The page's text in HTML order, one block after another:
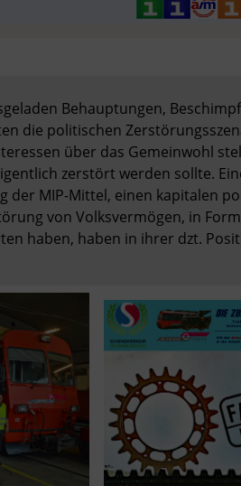
Behauptungen,
die politischen
über das Gemeinwohl
zerstört werden sollte.
der MIP-Mittel, einen kapitalen
von Volksvermögen, in
haben, haben in ihrer dzt.